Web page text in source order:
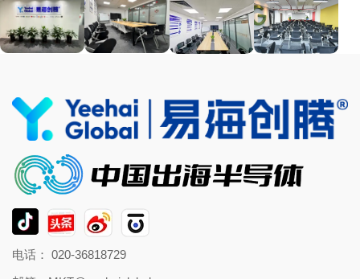
电话： 020-36818729